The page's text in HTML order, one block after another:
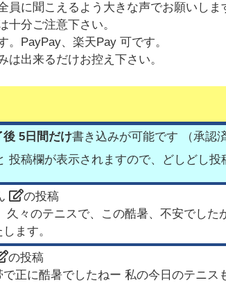
に聞こえるよう大きな声でお願いしま
分ご注意下さい。
PayPay、楽天Pay 可です。
出来るだけお控え下さい。
5日間だけ書き込みが可能です （承認
投稿欄が表示されますので、どしどし投
の投稿
久々のテニスで、この酷暑、不安でし
ます。
の投稿
正に酷暑でしたねー 私の今日のテニ